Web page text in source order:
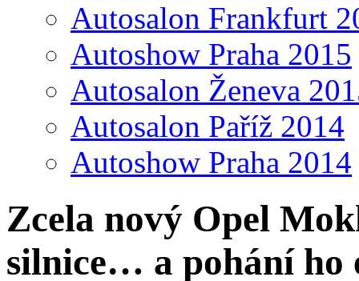
Autosalon Frankfurt
Autoshow Praha 2015
Autosalon Ženeva
Autosalon Paříž 2014
Autoshow Praha 2014
Zcela nový Opel
silnice… a pohání ho